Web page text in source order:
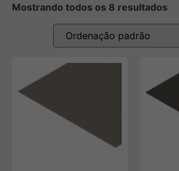
Mostrando todos os 8 resultados